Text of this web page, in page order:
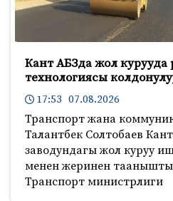
Кант АБЗда жол курууда
технологиясы
17:53 07.08.2026
Транспорт жана
Талантбек Солтобаев
заводундагы жол куруу
менен жеринен
Транспорт министрлиги